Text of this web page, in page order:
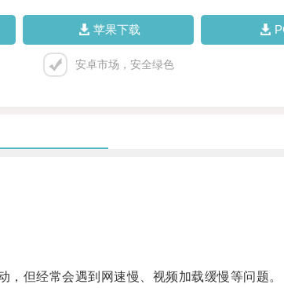
苹果下载
安卓市场，安全绿色
但经常会遇到网速慢、视频加载缓慢等问题。